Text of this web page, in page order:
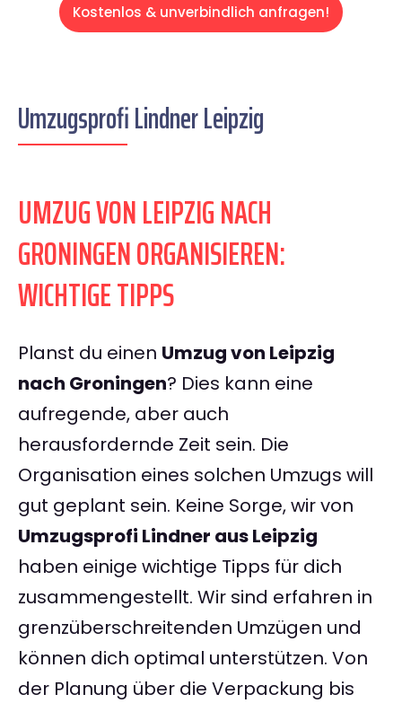
Kostenlos & unverbindlich anfragen!
Umzugsprofi Lindner Leipzig
UMZUG VON LEIPZIG NACH
GRONINGEN ORGANISIEREN:
WICHTIGE TIPPS
Planst du einen Umzug von Leipzig
nach Groningen? Dies kann eine
aufregende, aber auch
herausfordernde Zeit sein. Die
Organisation eines solchen Umzugs will
gut geplant sein. Keine Sorge, wir von
Umzugsprofi Lindner aus Leipzig
haben einige wichtige Tipps für dich
zusammengestellt. Wir sind erfahren in
grenzüberschreitenden Umzügen und
können dich optimal unterstützen. Von
der Planung über die Verpackung bis